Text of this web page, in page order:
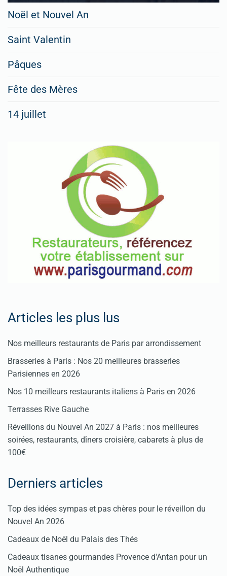
Noël et Nouvel An
Saint Valentin
Pâques
Fête des Mères
14 juillet
Articles les plus lus
Nos meilleurs restaurants de Paris par arrondissement
Brasseries à Paris : Nos 20 meilleures brasseries
Parisiennes en 2026
Nos 10 meilleurs restaurants italiens à Paris en 2026
Terrasses Rive Gauche
Réveillons du Nouvel An 2027 à Paris : nos meilleures
soirées, restaurants, dîners croisière, cabarets à plus de
100€
Derniers articles
Top des idées sympas et pas chères pour le réveillon du
Nouvel An 2026
Cadeaux de Noël du Palais des Thés
Cadeaux tisanes gourmandes Provence d'Antan pour un
Noël Authentique